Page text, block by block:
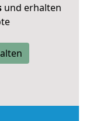
und erhalten